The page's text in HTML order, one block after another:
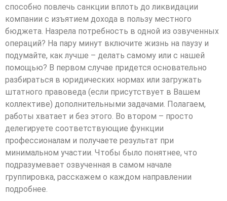
способно повлечь санкции вплоть до ликвидации
компании с изъятием дохода в пользу местного
бюджета. Назрела потребность в одной из озвученных
операций? На пару минут включите жизнь на паузу и
подумайте, как лучше – делать самому или с нашей
помощью? В первом случае придется основательно
разбираться в юридических нормах или загружать
штатного правоведа (если присутствует в Вашем
коллективе) дополнительными задачами. Полагаем,
работы хватает и без этого. Во втором – просто
делегируете соответствующие функции
профессионалам и получаете результат при
минимальном участии. Чтобы было понятнее, что
подразумевает озвученная в самом начале
группировка, расскажем о каждом направлении
подробнее.